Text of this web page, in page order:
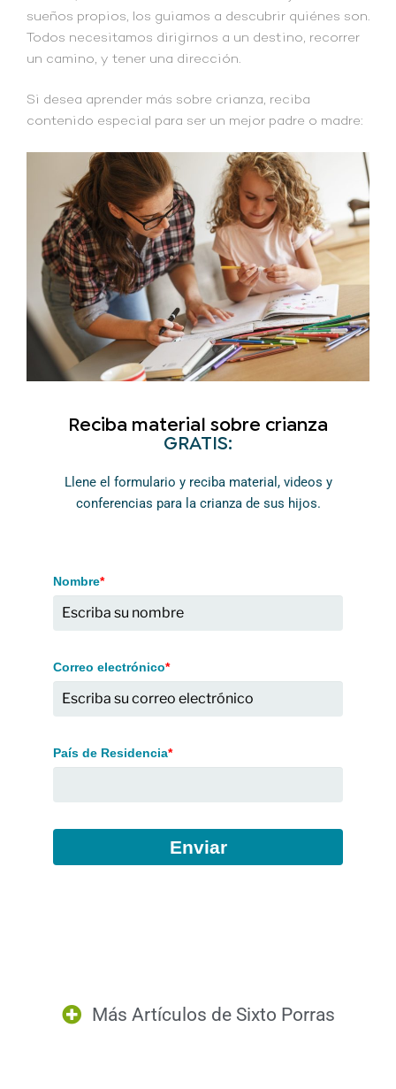
sueños propios, los guiamos a descubrir quiénes son.
Todos necesitamos dirigirnos a un destino, recorrer
un camino, y tener una dirección.
Si desea aprender más sobre crianza, reciba
contenido especial para ser un mejor padre o madre:
Reciba material sobre crianza
GRATIS:
Llene el formulario y reciba material, videos y
conferencias para la crianza de sus hijos.
Nombre*
Correo electrónico*
País de Residencia*
Enviar
Más Artículos de Sixto Porras